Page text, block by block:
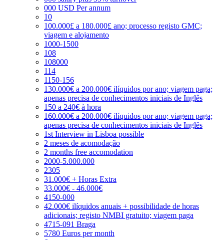
000 USD Per annum
10
100.000£ a 180.000£ ano; processo registo GMC;
viagem e alojamento
1000-1500
108
108000
114
1150-156
130.000€ a 200.000€ ilíquidos por ano; viagem paga;
apenas precisa de conhecimentos iniciais de Inglês
150 a 240€ à hora
160.000€ a 200.000€ ilíquidos por ano; viagem paga;
apenas precisa de conhecimentos iniciais de Inglês
1st Interview in Lisboa possible
2 meses de acomodação
2 months free accomodation
2000-5.000.000
2305
31.000€ + Horas Extra
33.000€ - 46.000€
4150-000
42.000€ ilíquidos anuais + possibilidade de horas
adicionais; registo NMBI gratuito; viagem paga
4715-091 Braga
5780 Euros per month